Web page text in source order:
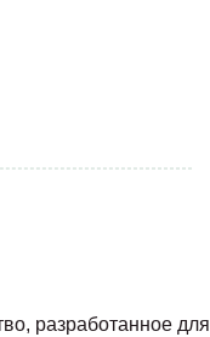
разработанное для